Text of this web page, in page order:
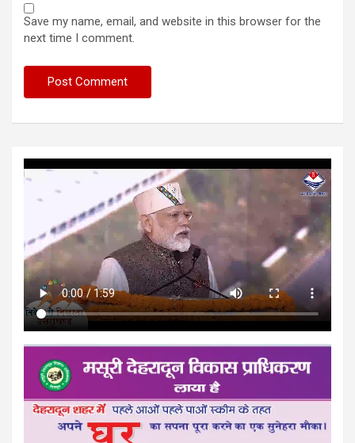
Save my name, email, and website in this browser for the
next time I comment.